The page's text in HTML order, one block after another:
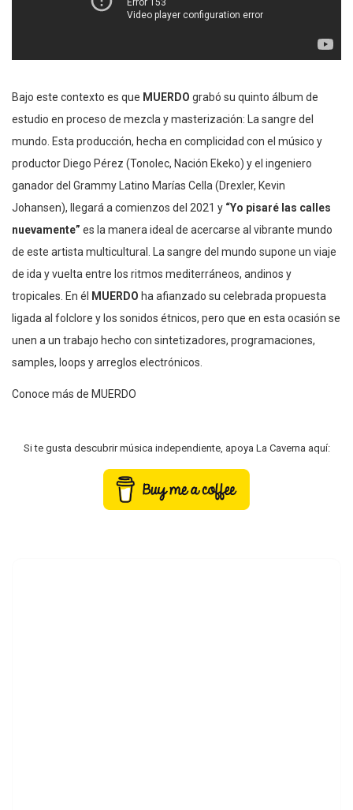
Bajo este contexto es que MUERDO grabó su quinto álbum de
estudio en proceso de mezcla y masterización: La sangre del
mundo. Esta producción, hecha en complicidad con el músico y
productor Diego Pérez (Tonolec, Nación Ekeko) y el ingeniero
ganador del Grammy Latino Marías Cella (Drexler, Kevin
Johansen), llegará a comienzos del 2021 y “Yo pisaré las calles
nuevamente” es la manera ideal de acercarse al vibrante mundo
de este artista multicultural. La sangre del mundo supone un viaje
de ida y vuelta entre los ritmos mediterráneos, andinos y
tropicales. En él
MUERDO ha afianzado su celebrada propuesta
ligada al folclore y los sonidos étnicos, pero que en esta ocasión se
unen a un trabajo hecho con sintetizadores, programaciones,
samples, loops y arreglos electrónicos.
Conoce más de MUERDO
Si te gusta descubrir música independiente, apoya La Caverna aquí: